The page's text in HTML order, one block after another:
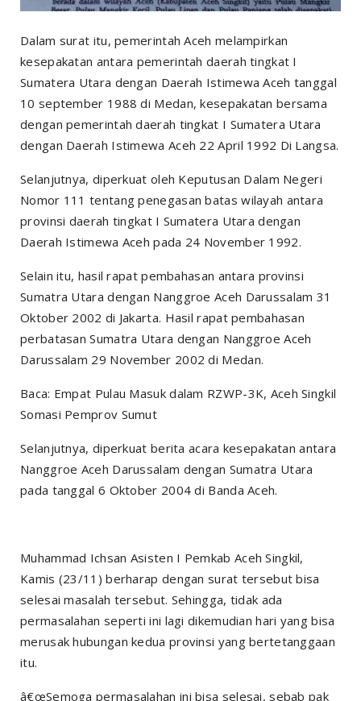
Dalam surat itu, pemerintah Aceh melampirkan
kesepakatan antara pemerintah daerah tingkat I
Sumatera Utara dengan Daerah Istimewa Aceh tanggal
10 september 1988 di Medan, kesepakatan bersama
dengan pemerintah daerah tingkat I Sumatera Utara
dengan Daerah Istimewa Aceh 22 April 1992 Di Langsa.
Selanjutnya, diperkuat oleh Keputusan Dalam Negeri
Nomor 111 tentang penegasan batas wilayah antara
provinsi daerah tingkat I Sumatera Utara dengan
Daerah Istimewa Aceh pada 24 November 1992.
Selain itu, hasil rapat pembahasan antara provinsi
Sumatra Utara dengan Nanggroe Aceh Darussalam 31
Oktober 2002 di Jakarta. Hasil rapat pembahasan
perbatasan Sumatra Utara dengan Nanggroe Aceh
Darussalam 29 November 2002 di Medan.
Baca: Empat Pulau Masuk dalam RZWP-3K, Aceh Singkil
Somasi Pemprov Sumut
Selanjutnya, diperkuat berita acara kesepakatan antara
Nanggroe Aceh Darussalam dengan Sumatra Utara
pada tanggal 6 Oktober 2004 di Banda Aceh.
Muhammad Ichsan Asisten I Pemkab Aceh Singkil,
Kamis (23/11) berharap dengan surat tersebut bisa
selesai masalah tersebut. Sehingga, tidak ada
permasalahan seperti ini lagi dikemudian hari yang bisa
merusak hubungan kedua provinsi yang bertetanggaan
itu.
â€œSemoga permasalahan ini bisa selesai, sebab pak